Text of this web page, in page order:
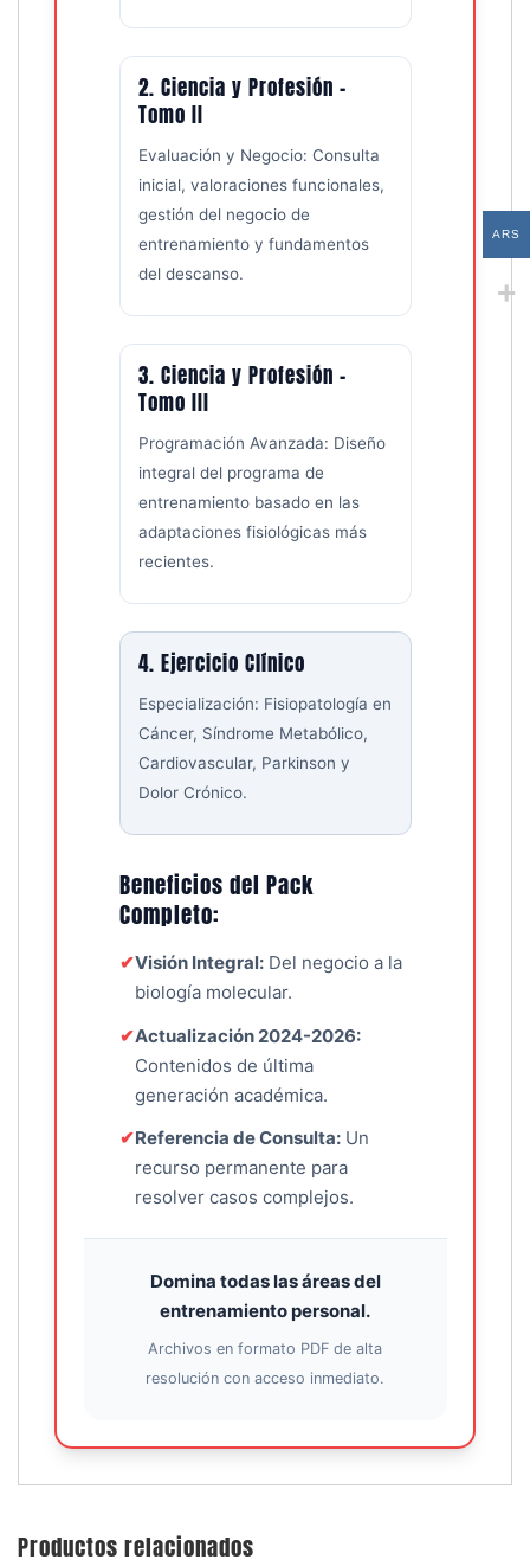
2. Ciencia y Profesión –
Tomo II
Evaluación y Negocio: Consulta
inicial, valoraciones funcionales,
gestión del negocio de
entrenamiento y fundamentos
del descanso.
3. Ciencia y Profesión –
Tomo III
Programación Avanzada: Diseño
integral del programa de
entrenamiento basado en las
adaptaciones fisiológicas más
recientes.
4. Ejercicio Clínico
Especialización: Fisiopatología en
Cáncer, Síndrome Metabólico,
Cardiovascular, Parkinson y
Dolor Crónico.
Beneficios del Pack
Completo:
✔Visión Integral:Del negocio a la
biología molecular.
✔Actualización 2024-2026:
Contenidos de última
generación académica.
✔Referencia de Consulta:Un
recurso permanente para
resolver casos complejos.
Domina todas las áreas del
entrenamiento personal.
Archivos en formato PDF de alta
resolución con acceso inmediato.
Productos relacionados
ARS